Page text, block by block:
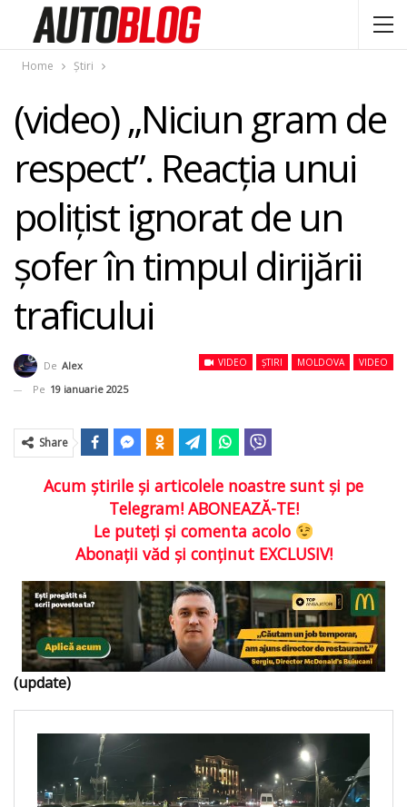
Home Știri
(video) „Niciun gram de
respect”. Reacția unui
polițist ignorat de un
șofer în timpul dirijării
traficului
VIDEO ȘTIRI MOLDOVA VIDEO
De Alex
Pe 19 ianuarie 2025
Share
Acum ştirile şi articolele noastre sunt şi pe
Telegram! ABONEAZĂ-TE!
Le puteţi şi comenta acolo
Abonaţii văd şi conţinut EXCLUSIV!
(update)